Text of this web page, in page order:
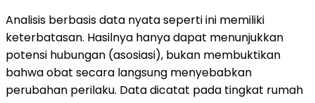
Analisis berbasis data nyata seperti ini memiliki
keterbatasan. Hasilnya hanya dapat menunjukkan
potensi hubungan (asosiasi), bukan membuktikan
bahwa obat secara langsung menyebabkan
perubahan perilaku. Data dicatat pada tingkat rumah